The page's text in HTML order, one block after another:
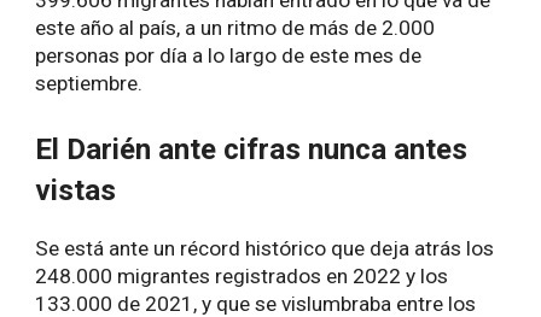
este año al país, a un ritmo de más de 2.000
personas por día a lo largo de este mes de
septiembre.
El Darién ante cifras nunca antes
vistas
Se está ante un récord histórico que deja atrás los
248.000 migrantes registrados en 2022 y los
133.000 de 2021, y que se vislumbraba entre los